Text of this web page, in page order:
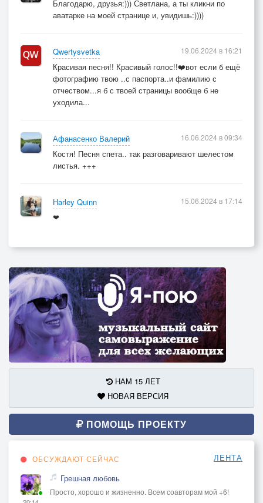
Благодарю, друзья:))) Светлана, а ты кликни по
аватарке на моей странице и, увидишь:))))
Qwertysvetka
Красивая песня!! Красивый голос!!❤️вот если б ещё
фотографию твою ..с паспорта..и фамилию с
отчеством...я б с твоей страницы вообще б не
уходила...
19.06.2024 в 16:21
Афанасенко Валерий
Костя! Песня спета.. так разговаривают шелестом
листья. +++
16.06.2024 в 09:34
Harley Quinn
❤
15.06.2024 в 17:14
НАМ 15 ЛЕТ
НОВАЯ ВЕРСИЯ
ПОМОЩЬ ПРОЕКТУ
ОБСУЖДАЮТ СЕЙЧАС ЛЕНТА
Грешная любовь
Просто, хорошо и жизненно. Всем соавторам мой +6!